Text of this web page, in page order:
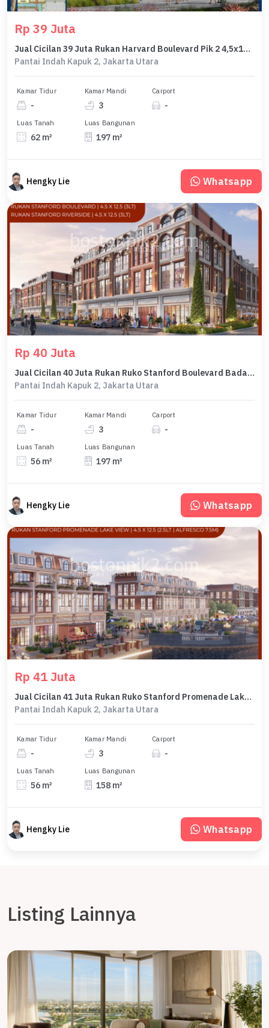
Rp 39 Juta
Jual Cicilan 39 Juta Rukan Harvard Boulevard Pik 2 4,5x12,5 56 M2 3 Lantai Program Dp 0% Selama 24 Bulan
Pantai Indah Kapuk 2, Jakarta Utara
Kamar Tidur
-
Kamar Mandi
3
Carport
-
Luas Tanah
62 m²
Luas Bangunan
197 m²
Hengky Lie Whatsapp
Rp 40 Juta
Jual Cicilan 40 Juta Rukan Ruko Stanford Boulevard Badan Pik 2 4,5x12,5 Lt 56 M2 Lb 197 M2 3 Lantai Program Dp 0% Selama 24 Bulan
Pantai Indah Kapuk 2, Jakarta Utara
Kamar Tidur
-
Kamar Mandi
3
Carport
-
Luas Tanah
56 m²
Luas Bangunan
197 m²
Hengky Lie Whatsapp
Rp 41 Juta
Jual Cicilan 41 Juta Rukan Ruko Stanford Promenade Lake Badan Pik 2 4,5x12,5 Lt 56 M2 Lb 158 M2 3 Lantai Program Dp 0% Selama 24 Bulan
Pantai Indah Kapuk 2, Jakarta Utara
Kamar Tidur
-
Kamar Mandi
3
Carport
-
Luas Tanah
56 m²
Luas Bangunan
158 m²
Hengky Lie Whatsapp
Listing Lainnya